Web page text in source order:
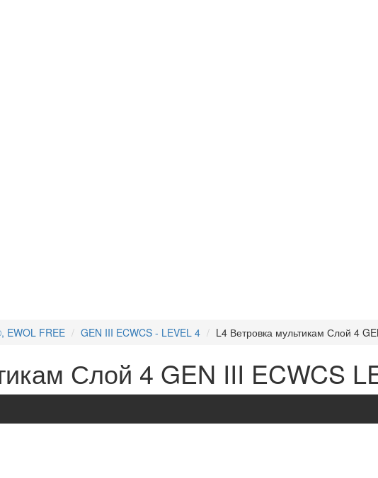
EWOL FREE
GEN III ECWCS - LEVEL 4 L4 Ветровка мультикам Слой 4
Слой 4 GEN III ECWCS